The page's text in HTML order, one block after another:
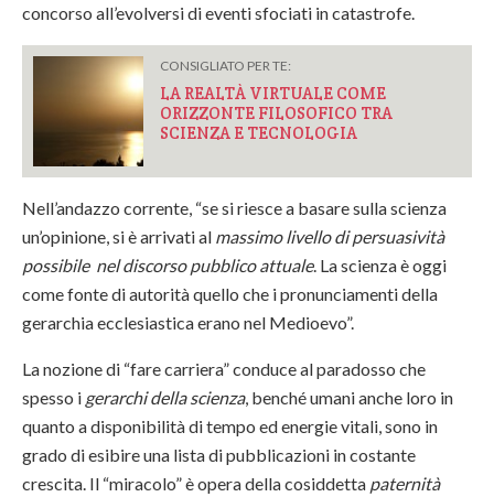
concorso all’evolversi di eventi sfociati in catastrofe.
CONSIGLIATO PER TE:
LA REALTÀ VIRTUALE COME
ORIZZONTE FILOSOFICO TRA
SCIENZA E TECNOLOGIA
Nell’andazzo corrente, “se si riesce a basare sulla scienza
un’opinione, si è arrivati al massimo livello di persuasività
possibile nel discorso pubblico attuale. La scienza è oggi
come fonte di autorità quello che i pronunciamenti della
gerarchia ecclesiastica erano nel Medioevo”.
La nozione di “fare carriera” conduce al paradosso che
spesso i gerarchi della scienza, benché umani anche loro in
quanto a disponibilità di tempo ed energie vitali, sono in
grado di esibire una lista di pubblicazioni in costante
crescita. Il “miracolo” è opera della cosiddetta paternità